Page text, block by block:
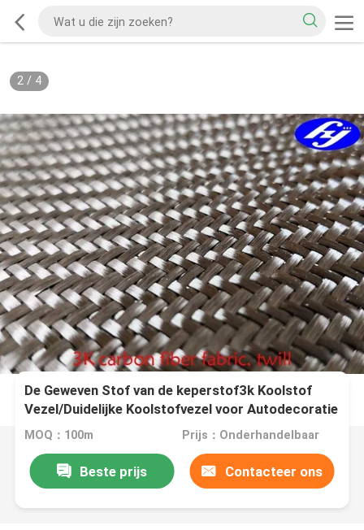
2/ 4
De Geweven Stof van de keperstof3k Koolstof
Vezel/Duidelijke Koolstofvezel voor Autodecoratie
MOQ：100m Prijs：Onderhandelbaar
Beste prijs Contacteer ons